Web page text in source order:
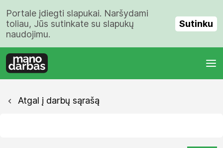
Portale įdiegti slapukai. Naršydami
toliau, Jūs sutinkate su slapukų
naudojimu.
Sutinku
Atgal į darbų sąrašą